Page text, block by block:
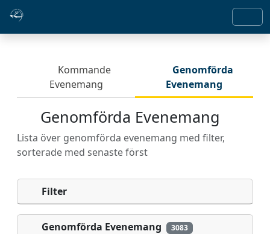
Kommande
Evenemang
Genomförda
Evenemang
Genomförda Evenemang
Lista över genomförda evenemang med filter,
sorterade med senaste först
Filter
Genomförda Evenemang 3083